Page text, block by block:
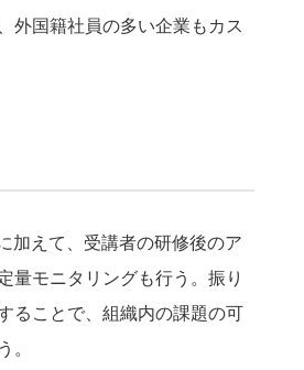
外国籍社員の多い企業もカス
加えて、受講者の研修後のア
量モニタリングも行う。振り
ることで、組織内の課題の可